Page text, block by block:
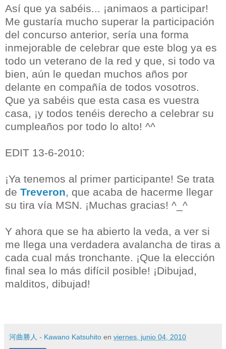
Así que ya sabéis... ¡animaos a participar!
Me gustaría mucho superar la participación
del concurso anterior, sería una forma
inmejorable de celebrar que este blog ya es
todo un veterano de la red y que, si todo va
bien, aún le quedan muchos años por
delante en compañía de todos vosotros.
Que ya sabéis que esta casa es vuestra
casa, ¡y todos tenéis derecho a celebrar su
cumpleaños por todo lo alto! ^^
EDIT 13-6-2010:
¡Ya tenemos al primer participante! Se trata
de Treveron, que acaba de hacerme llegar
su tira vía MSN. ¡Muchas gracias! ^_^
Y ahora que se ha abierto la veda, a ver si
me llega una verdadera avalancha de tiras a
cada cual más tronchante. ¡Que la elección
final sea lo más difícil posible! ¡Dibujad,
malditos, dibujad!
河曲勝人 - Kawano Katsuhito en viernes, junio 04, 2010